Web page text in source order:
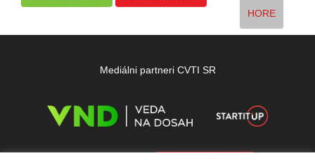
HORE
Mediálni partneri CVTI SR